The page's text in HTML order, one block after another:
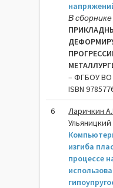
В сборнике
– ФГБОУ ВО
ISBN
6 Ларичкин
изгиба
процессе